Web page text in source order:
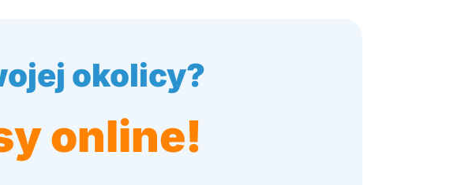
okolicy?
online!